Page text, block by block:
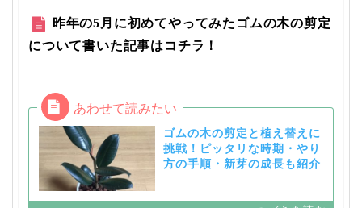
昨年の5月に初めてやってみたゴムの木の剪定
について書いた記事はコチラ！
ゴムの木の剪定と植え替えに
挑戦！ピッタリな時期・やり
方の手順・新芽の成長も紹介